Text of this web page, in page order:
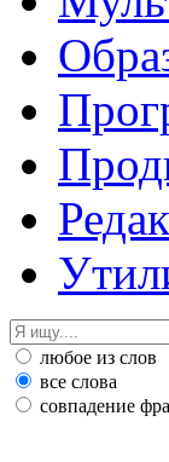
любое из слов
все слова
совпадение